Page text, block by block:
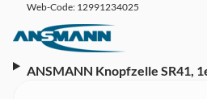
Web-Code: 12991234025
ANSMANN Knopfzelle SR41,